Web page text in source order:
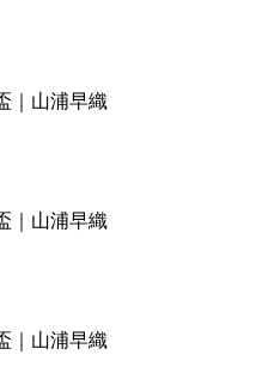
｜山浦早織
｜山浦早織
｜山浦早織